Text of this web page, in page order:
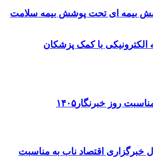
بیمه ای تحت پوشش بیمه سلامت
با کمک پزشکان
روز خبرنگار۱۴۰۵
خبرگزاری اقتصاد ناب به مناسبت